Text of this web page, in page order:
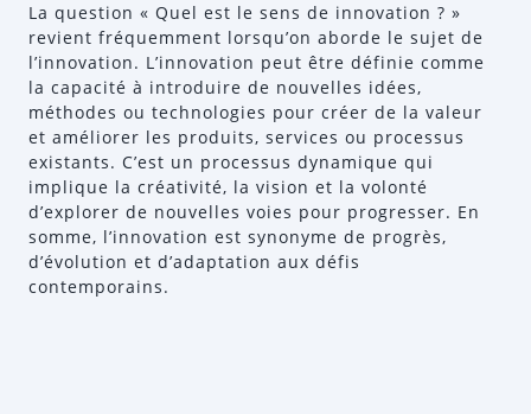
La question « Quel est le sens de innovation ? »
revient fréquemment lorsqu’on aborde le sujet de
l’innovation. L’innovation peut être définie comme
la capacité à introduire de nouvelles idées,
méthodes ou technologies pour créer de la valeur
et améliorer les produits, services ou processus
existants. C’est un processus dynamique qui
implique la créativité, la vision et la volonté
d’explorer de nouvelles voies pour progresser. En
somme, l’innovation est synonyme de progrès,
d’évolution et d’adaptation aux défis
contemporains.